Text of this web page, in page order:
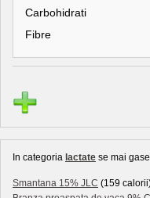
Carbohidrati
Fibre
In categoria lactate se mai
Smantana 15% JLC (159